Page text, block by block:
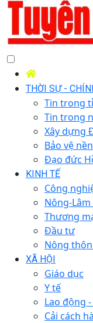
THỜI SỰ -
Tin trong
Tin trong
Xây dựng
Bảo vệ
Đạo đức
KINH TẾ
Công
Nông-
Thương
Đầu tư
Nông
XÃ HỘI
Giáo dục
Y tế
Lao động
Cải cách